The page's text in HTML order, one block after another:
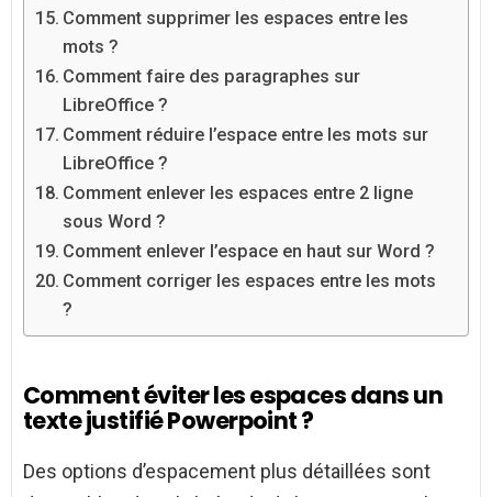
Comment supprimer les espaces entre les
mots ?
Comment faire des paragraphes sur
LibreOffice ?
Comment réduire l’espace entre les mots sur
LibreOffice ?
Comment enlever les espaces entre 2 ligne
sous Word ?
Comment enlever l’espace en haut sur Word ?
Comment corriger les espaces entre les mots
?
Comment éviter les espaces dans un
texte justifié Powerpoint ?
Des options d’espacement plus détaillées sont